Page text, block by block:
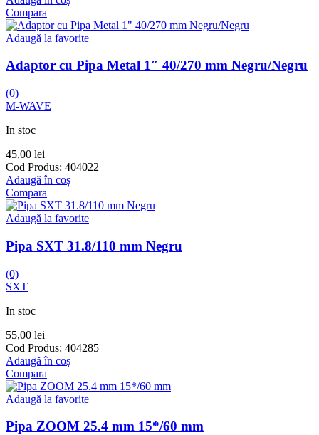
Compara
Adaugă la favorite
Adaptor cu Pipa Metal 1″ 40/270 mm Negru/Negru
(0)
M-WAVE
In stoc
45,00 lei
Cod Produs: 404022
Adaugă în coș
Compara
Adaugă la favorite
Pipa SXT 31.8/110 mm Negru
(0)
SXT
In stoc
55,00 lei
Cod Produs: 404285
Adaugă în coș
Compara
Adaugă la favorite
Pipa ZOOM 25.4 mm 15*/60 mm